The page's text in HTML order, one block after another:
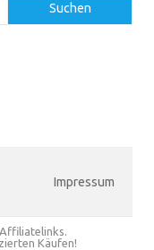
Suchen
Impressum
Käufen!